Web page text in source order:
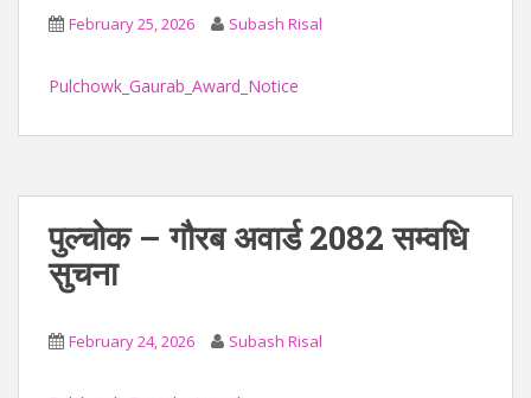
February 25, 2026 Subash Risal
Pulchowk_Gaurab_Award_Notice
पुल्चोक – गौरब अवार्ड 2082 सम्वधि
सुचना
February 24, 2026 Subash Risal